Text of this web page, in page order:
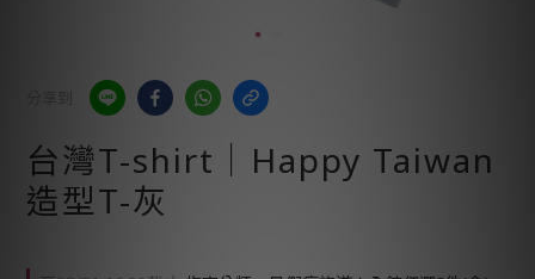
台灣T-shirt│Happy Taiwan
造型T-灰